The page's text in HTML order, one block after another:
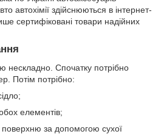
автохімії здійснюються в інтернет-
сертифіковані товари надійних
нескладно. Спочатку потрібно
Потім потрібно:
елементів;
за допомогою сухої